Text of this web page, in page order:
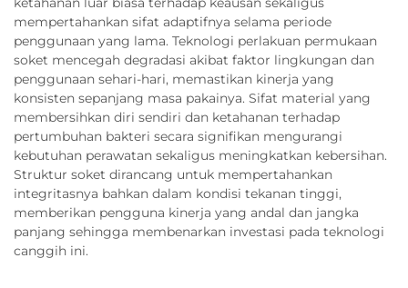
mempertahankan sifat adaptifnya selama periode
penggunaan yang lama. Teknologi perlakuan permukaan
soket mencegah degradasi akibat faktor lingkungan dan
penggunaan sehari-hari, memastikan kinerja yang
konsisten sepanjang masa pakainya. Sifat material yang
membersihkan diri sendiri dan ketahanan terhadap
pertumbuhan bakteri secara signifikan mengurangi
kebutuhan perawatan sekaligus meningkatkan kebersihan.
Struktur soket dirancang untuk mempertahankan
integritasnya bahkan dalam kondisi tekanan tinggi,
memberikan pengguna kinerja yang andal dan jangka
panjang sehingga membenarkan investasi pada teknologi
canggih ini.